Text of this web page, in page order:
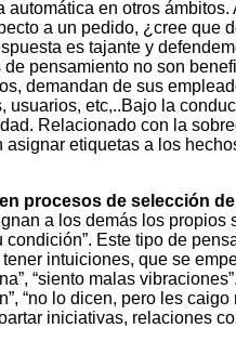
automática en otros
a un pedido, ¿cree que
es tajante y
pensamiento no son
demandan de sus
usuarios, etc,..Bajo la
Relacionado con la
asignar etiquetas a los
procesos de selección
a los demás los
Este tipo de
intuiciones, que se
“siento malas
“no lo dicen, pero les
iniciativas, relaciones